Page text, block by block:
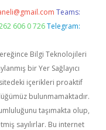
Teams:
606 0 726 Telegram:
Bilgi Teknolojileri
bir Yer Sağlayıcı
içerikleri proaktif
bulunmamaktadır.
taşımakta olup,
sayılırlar. Bu internet